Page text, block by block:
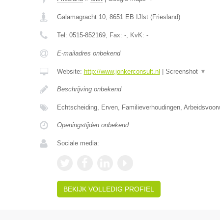
Galamagracht 10, 8651 EB IJlst(Friesland)
Tel: 0515-852169, Fax: -, KvK: -
E-mailadres onbekend
Website: http://www.jonkerconsult.nl Screenshot ▼
Beschrijving onbekend
Echtscheiding, Erven, Familieverhoudingen,
Openingstijden onbekend
Sociale media:
BEKIJK VOLLEDIG PROFIEL